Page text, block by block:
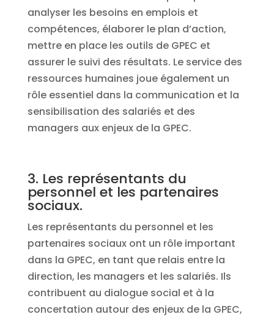
analyser les besoins en emplois et
compétences, élaborer le plan d’action,
mettre en place les outils de GPEC et
assurer le suivi des résultats. Le service des
ressources humaines joue également un
rôle essentiel dans la communication et la
sensibilisation des salariés et des
managers aux enjeux de la GPEC.
3. Les représentants du
personnel et les partenaires
sociaux.
Les représentants du personnel et les
partenaires sociaux ont un rôle important
dans la GPEC, en tant que relais entre la
direction, les managers et les salariés. Ils
contribuent au dialogue social et à la
concertation autour des enjeux de la GPEC,